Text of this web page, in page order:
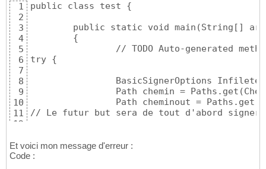
1
2
3
4
5
6
7
8
9
10
11
12
14
15
public class test {
try {
Path cheminout =
// Le futur but sera de tout d'abord signer
Path dirout =
Et voici mon message d'erreur :
Code :